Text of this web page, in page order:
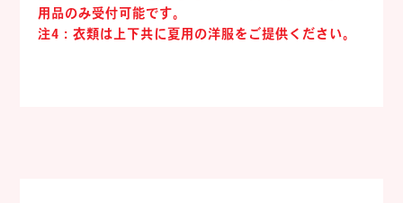
用品のみ受付可能です。
注4：衣類は上下共に夏用の洋服をご提供ください。